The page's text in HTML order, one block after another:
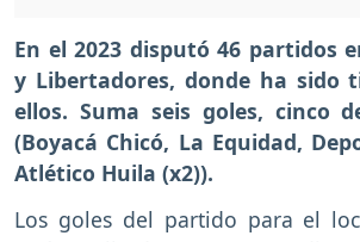
En el 2023 disputó 46 partidos
y Libertadores, donde ha sido
ellos. Suma seis goles, cinco
(Boyacá Chicó, La Equidad,
Atlético Huila (x2)).
Los goles del partido para el